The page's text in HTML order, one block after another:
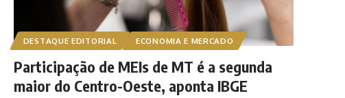
DESTAQUE EDITORIAL ECONOMIA E MERCADO
Participação de MEIs de MT é a segunda
maior do Centro-Oeste, aponta IBGE